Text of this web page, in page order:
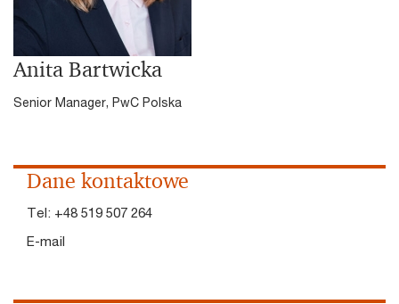
Anita Bartwicka
Senior Manager, PwC Polska
Dane kontaktowe
Tel: +48 519 507 264
E-mail